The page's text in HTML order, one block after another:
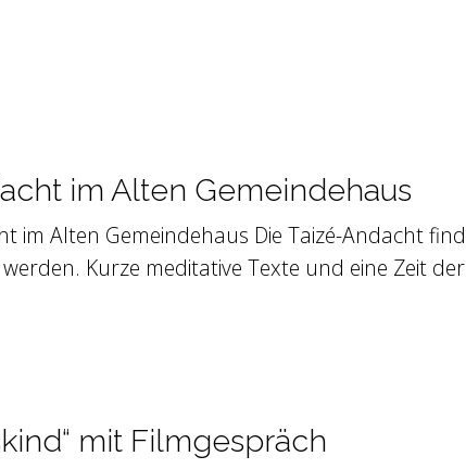
im Alten Gemeindehaus
im Alten Gemeindehaus Die Taizé-Andacht
Kurze meditative Texte und eine Zeit
mit Filmgespräch